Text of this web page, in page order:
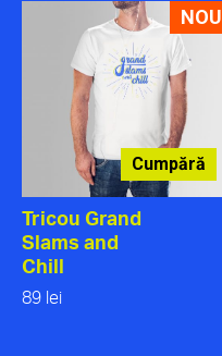
NOU
Cumpără
Tricou Grand
Slams and
Chill
89 lei